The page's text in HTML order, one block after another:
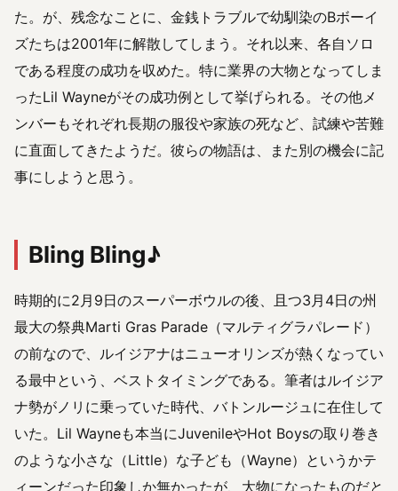
た。が、残念なことに、金銭トラブルで幼馴染のBボーイ
ズたちは2001年に解散してしまう。それ以来、各自ソロ
である程度の成功を収めた。特に業界の大物となってしま
ったLil Wayneがその成功例として挙げられる。その他メ
ンバーもそれぞれ長期の服役や家族の死など、試練や苦難
に直面してきたようだ。彼らの物語は、また別の機会に記
事にしようと思う。
Bling Bling♪
時期的に2月9日のスーパーボウルの後、且つ3月4日の州
最大の祭典Marti Gras Parade（マルティグラパレード）
の前なので、ルイジアナはニューオリンズが熱くなってい
る最中という、ベストタイミングである。筆者はルイジア
ナ勢がノリに乗っていた時代、バトンルージュに在住して
いた。Lil Wayneも本当にJuvenileやHot Boysの取り巻き
のような小さな（Little）な子ども（Wayne）というかテ
ィーンだった印象しか無かったが、大物になったものだと